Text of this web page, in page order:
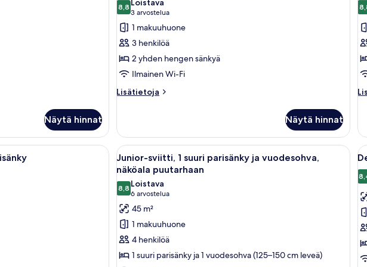
Näytä hinnat
huonetyypin
Deluxe-
huone,
2
yhden
hengen
sänkyä
8,88,8 kautta 10
Loistava
3 arvostelua
(3
arvostelua)
1 makuuhuone
3 henkilöä
2 yhden hengen sänkyä
Ilmainen Wi-Fi
Lisätietoja
Lisätietoja
2
yhden
hengen
sänkyä
Näytä hinnat
2
2
hotellihuone, jossa on suuri sänky, työpöytä, tuoli ja sohva.
Avaa
kaikki
huonetyypin
Junior-
sviitti,
suuri
parisänky
ja
Hotellihuone, jossa on sänky, sohva,
6
Junior-sviitti, 1 suuri parisänky ja vuodesohva,
näköala puutarhaan
8,88,8 kautta 10
Loistava
6 arvostelua
(6
arvostelua)
45 m²
1 makuuhuone
4 henkilöä
1 suuri parisänky ja 1 vuodesohva (125–150 cm leveä)
ja